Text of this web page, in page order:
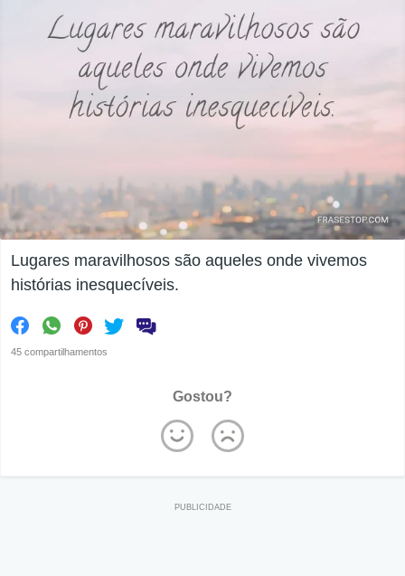
Lugares maravilhosos são aqueles onde vivemos
histórias inesquecíveis.
45 compartilhamentos
Gostou?